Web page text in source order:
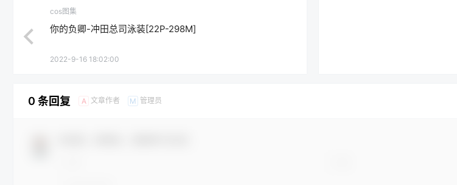
cos图集
你的负卿-冲田总司泳装[22P-298M]
2022-9-16 18:02:00
0 条回复 A 文章作者 M 管理员